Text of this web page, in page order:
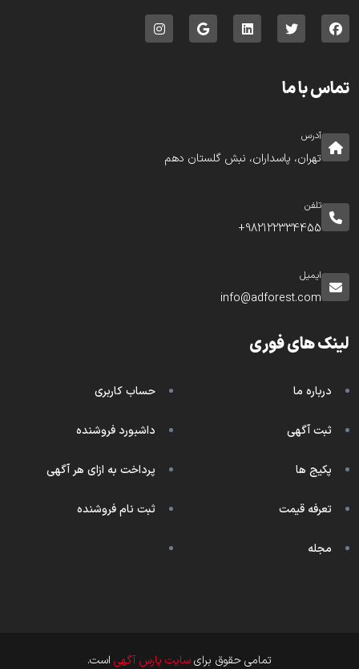
تماس با ما
آدرس
تهران، پاسداران، نبش گلستان دهم
تلفن
982122334455+
ایمیل
info@adforest.com
لینک های فوری
درباره ما
ثبت آگهی
پکیج ها
تعرفه قیمت
مجله
حساب کاربری
داشبورد فروشنده
پرداخت به ازای هر آگهی
ثبت نام فروشنده
تمامی حقوق برایسایت پارس آگهی است.